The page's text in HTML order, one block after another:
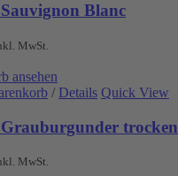
Blanc
MwSt.
ansehen
/ Details Quick View
trocken
MwSt.